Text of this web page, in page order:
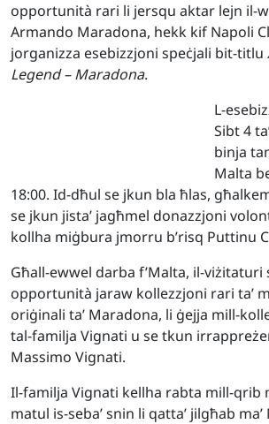
opportunità rari li jersqu aktar lejn il-
Armando Maradona, hekk kif Napoli
jorganizza esebizzjoni speċjali bit-titlu
Legend – Maradona.
L-
Sibt 4
binja
Malta
18:00. Id-dħul se jkun bla ħlas,
se jkun jista’ jagħmel donazzjoni
kollha miġbura jmorru b’risq Puttinu
Għall-ewwel darba f’Malta, il-viżitaturi
opportunità jaraw kollezzjoni rari ta’
oriġinali ta’ Maradona, li ġejja mill-
tal-familja Vignati u se tkun
Massimo Vignati.
Il-familja Vignati kellha rabta mill-qrib
matul is-seba’ snin li qatta’ jilgħab ma’